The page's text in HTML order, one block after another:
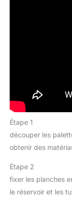
Étape 1
découper les
obtenir des
Étape 2
fixer les planches
le réservoir et les